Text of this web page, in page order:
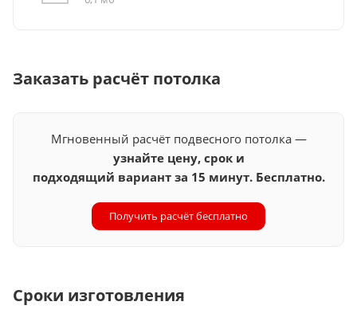
Заказать расчёт потолка
Мгновенный расчёт подвесного потолка —
узнайте цену, срок и
подходящий вариант за 15 минут. Бесплатно.
Получить расчёт бесплатно
Сроки изготовления